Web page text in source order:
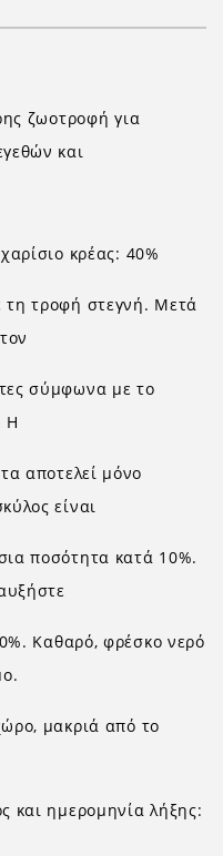
ζωοτροφή για
και
κρέας: 40%
τη τροφή στεγνή. Μετά
σύμφωνα με το
Η
αποτελεί μόνο
είναι
ποσότητα κατά 10%.
Καθαρό, φρέσκο νερό
μακριά από το
και ημερομηνία λήξης: